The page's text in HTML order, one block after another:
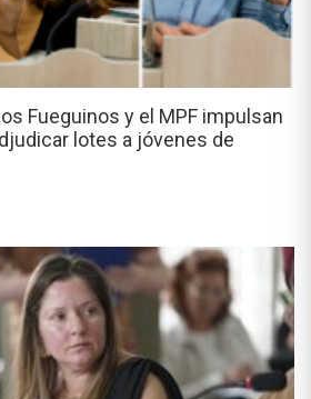
Fueguinos y el MPF impulsan
lotes a jóvenes de